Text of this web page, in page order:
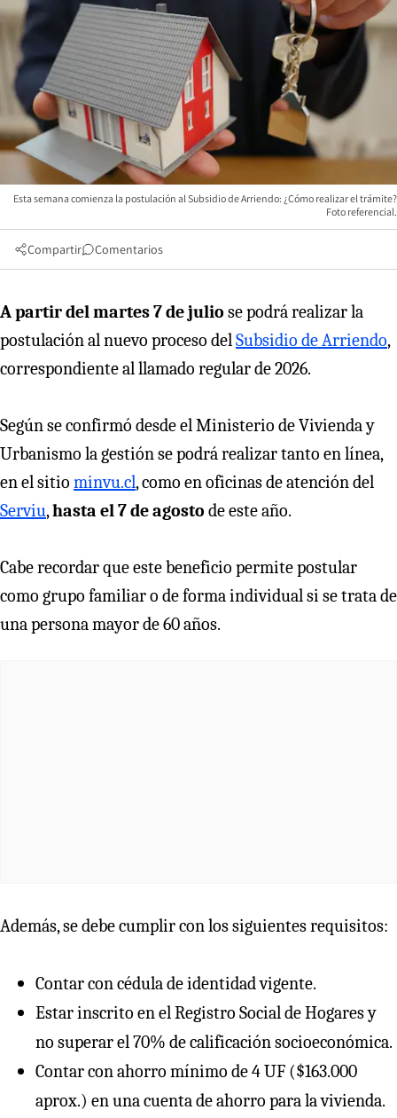
Esta semana comienza la postulación al Subsidio de Arriendo: ¿Cómo realizar el trámite?
Foto referencial.
Compartir Comentarios
A partir del martes 7 de julio se podrá realizar la
postulación al nuevo proceso delSubsidio de Arriendo,
correspondiente al llamado regular de 2026.
Según se confirmó desde el Ministerio de Vivienda y
Urbanismo la gestión se podrá realizar tanto en línea,
en el sitio minvu.cl, como en oficinas de atención del
Serviu,hasta el 7 de agosto de este año.
Cabe recordar que este beneficio permite postular
como grupo familiar o de forma individual si se trata de
una persona mayor de 60 años.
Además, se debe cumplir con los siguientes requisitos:
Contar con cédula de identidad vigente.
Estar inscrito en el Registro Social de Hogares y
no superar el 70% de calificación socioeconómica.
Contar con ahorro mínimo de 4 UF ($163.000
aprox.) en una cuenta de ahorro para la vivienda.